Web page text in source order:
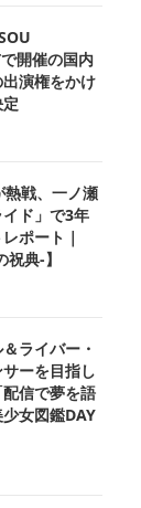
開催の国内
演権をかけ
熱戦、一ノ瀬
ド」で3年
ポート｜
典-】
ライバー・
ーを目指し
信で夢を語
女図鑑DAY